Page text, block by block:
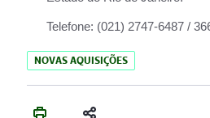
Telefone: (021) 2747-6487 /
NOVAS AQUISIÇÕES